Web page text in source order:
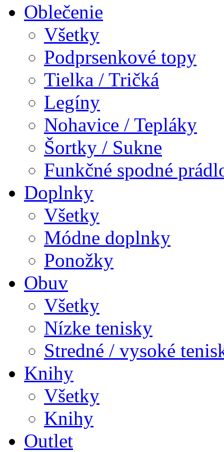
Oblečenie
Všetky
Podprsenkové topy
Tielka / Tričká
Legíny
Nohavice / Tepláky
Šortky / Sukne
Funkčné spodné
Doplnky
Všetky
Módne doplnky
Ponožky
Obuv
Všetky
Nízke tenisky
Stredné / vysoké
Knihy
Všetky
Knihy
Outlet